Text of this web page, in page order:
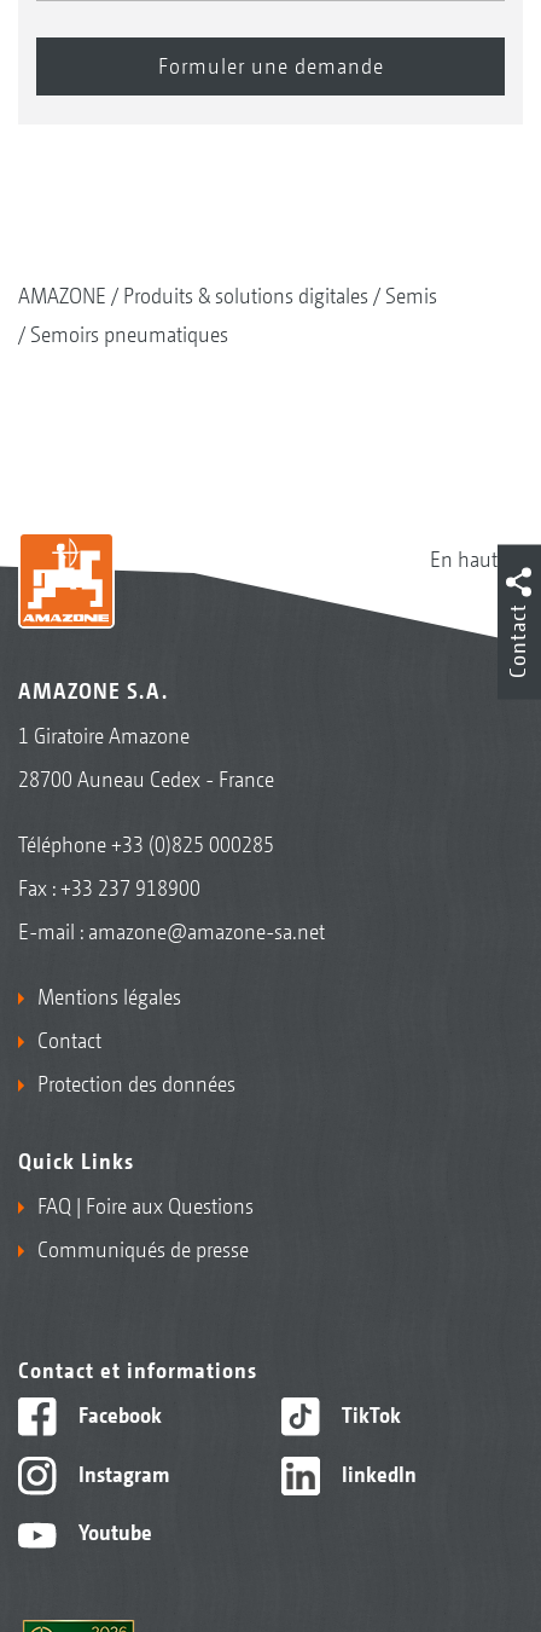
AMAZONE Produits & solutions digitales
Semis
Semoirs pneumatiques
En haut
AMAZONE S.A.
1 Giratoire Amazone
28700 Auneau Cedex - France
Téléphone+33 (0)825 000285
Fax : +33 237 918900
E-mail : amazone@amazone-sa.net
Mentions légales
Contact
Protection des données
Quick Links
FAQ | Foire aux Questions
Communiqués de presse
Contact et informations
Facebook
Instagram
Youtube
TikTok
linkedIn
Contact